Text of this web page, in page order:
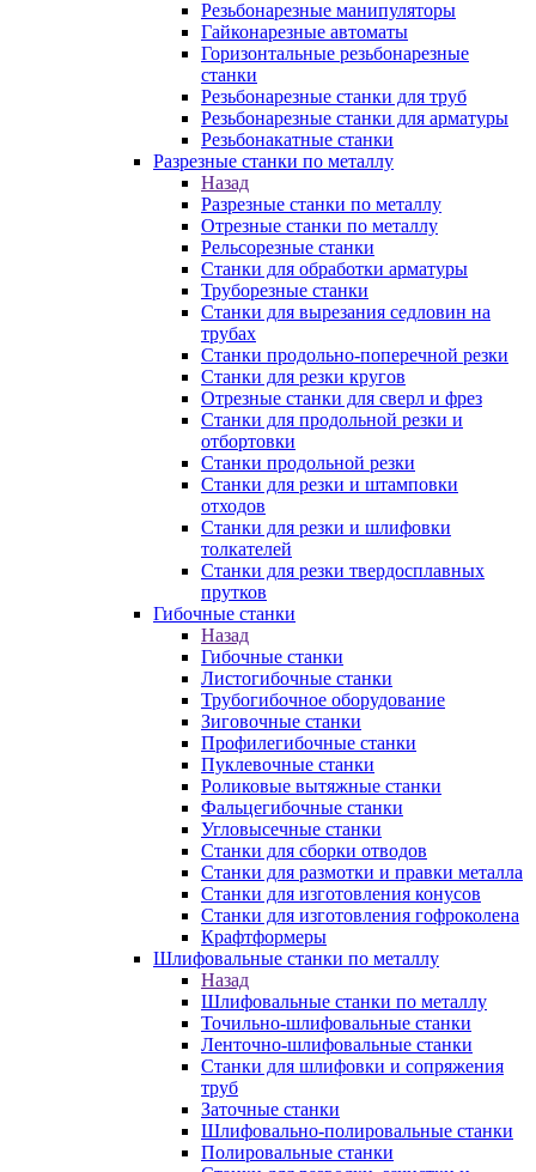
Резьбонарезные манипуляторы
Гайконарезные автоматы
Горизонтальные резьбонарезные
станки
Резьбонарезные станки для труб
Резьбонарезные станки для арматуры
Резьбонакатные станки
Разрезные станки по металлу
Назад
Разрезные станки по металлу
Отрезные станки по металлу
Рельсорезные станки
Станки для обработки арматуры
Труборезные станки
Станки для вырезания седловин на
трубаx
Станки продольно-поперечной резки
Станки для резки кругов
Отрезные станки для сверл и фрез
Станки для продольной резки и
отбортовки
Станки продольной резки
Станки для резки и штамповки
отходов
Станки для резки и шлифовки
толкателей
Станки для резки твердосплавных
прутков
Гибочные станки
Назад
Гибочные станки
Листогибочные станки
Трубогибочное оборудование
Зиговочные станки
Профилегибочные станки
Пуклевочные станки
Роликовые вытяжные станки
Фальцегибочные станки
Угловысечные станки
Станки для сборки отводов
Станки для размотки и правки металла
Станки для изготовления конусов
Станки для изготовления гофроколена
Крафтформеры
Шлифовальные станки по металлу
Назад
Шлифовальные станки по металлу
Точильно-шлифовальные станки
Ленточно-шлифовальные станки
Станки для шлифовки и сопряжения
труб
Заточные станки
Шлифовально-полировальные станки
Полировальные станки